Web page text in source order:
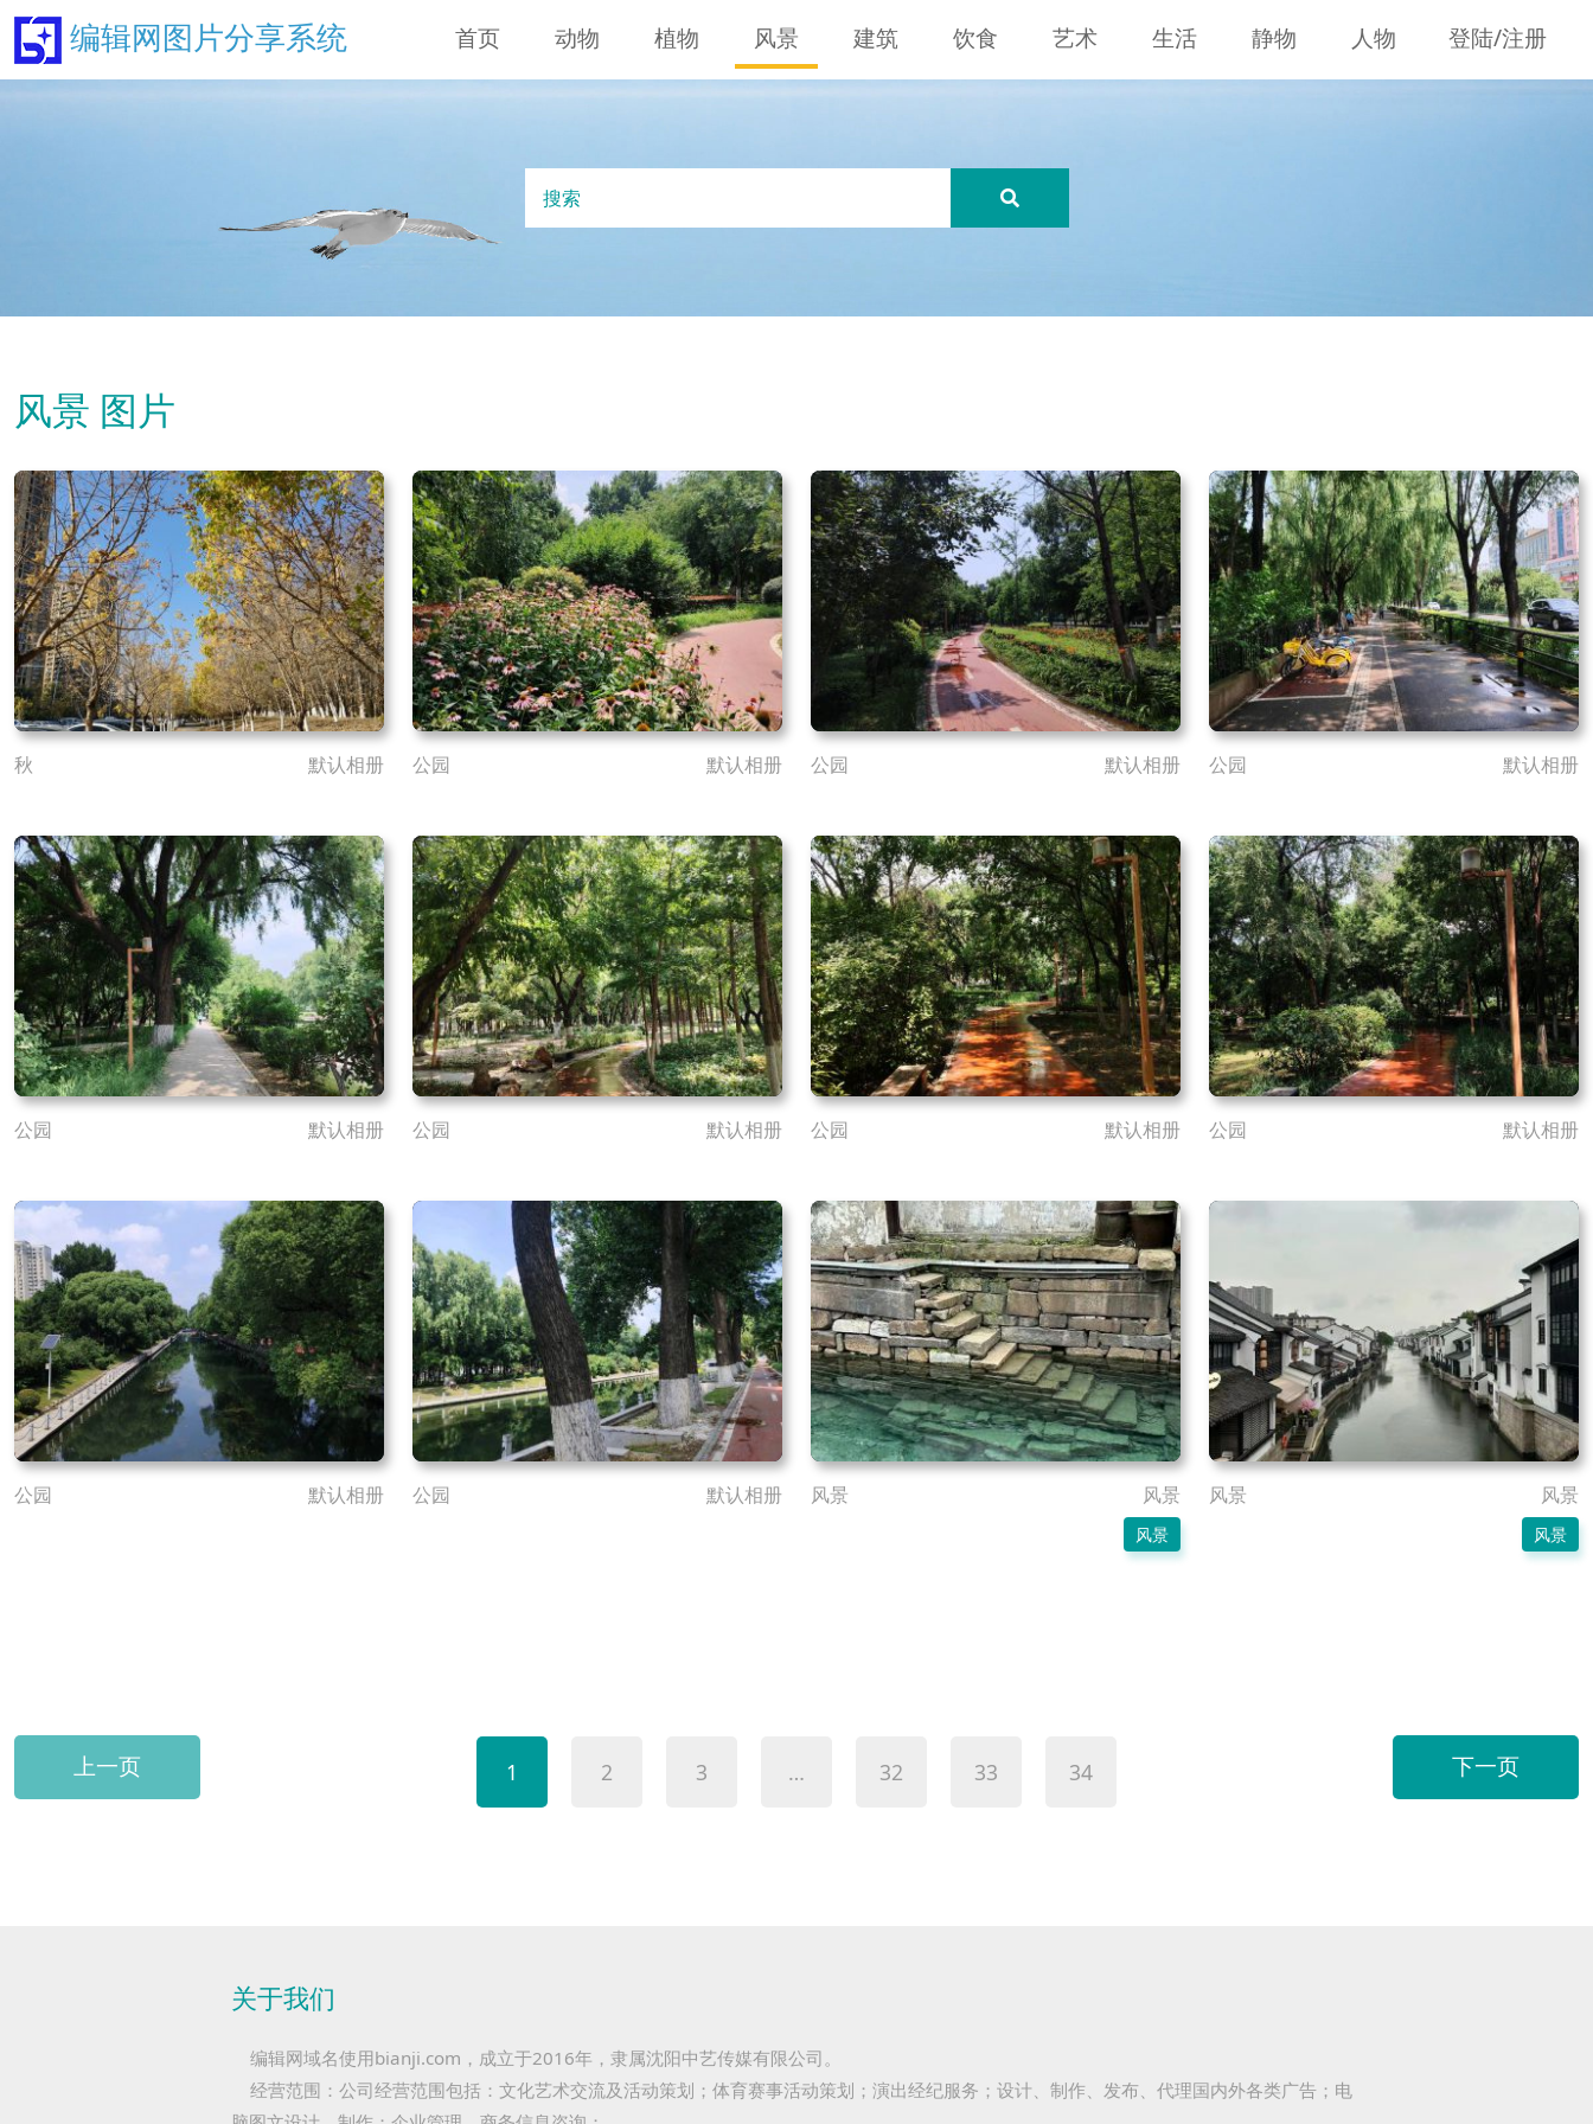
编辑网图片分享系统 首页 动物 植物 风景 建筑 饮食 艺术 生活 静物 人物 登陆/注册
风景 图片
秋 默认相册 公园 默认相册 公园 默认相册 公园 默认相册
公园 默认相册 公园 默认相册 公园 默认相册 公园 默认相册
公园 默认相册 公园 默认相册 风景 风景
风景
风景 风景
风景
上一页 1 2 3 … 32 33 34 下一页
关于我们
编辑网域名使用bianji.com，成立于2016年，隶属沈阳中艺传媒有限公司。
经营范围：公司经营范围包括：文化艺术交流及活动策划；体育赛事活动策划；演出经纪服务；设计、制作、发布、代理国内外各类广告；电